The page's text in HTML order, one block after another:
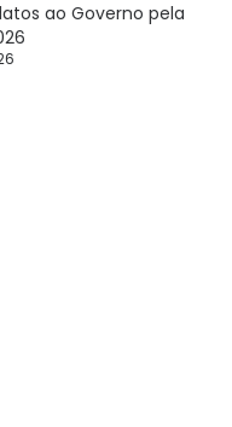
ao Governo pela